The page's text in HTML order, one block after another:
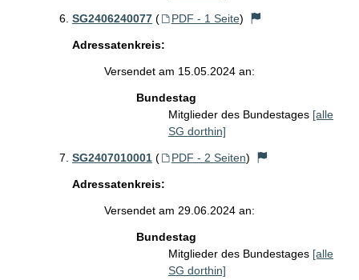
SG2406240077 ( PDF - 1 Seite)
Adressatenkreis:
Versendet am 15.05.2024 an:
Bundestag
Mitglieder des Bundestages [alle
SG dorthin]
SG2407010001 ( PDF - 2 Seiten)
Adressatenkreis:
Versendet am 29.06.2024 an:
Bundestag
Mitglieder des Bundestages [alle
SG dorthin]